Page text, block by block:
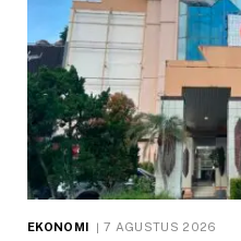
EKONOMI 7 AGUSTUS 2026